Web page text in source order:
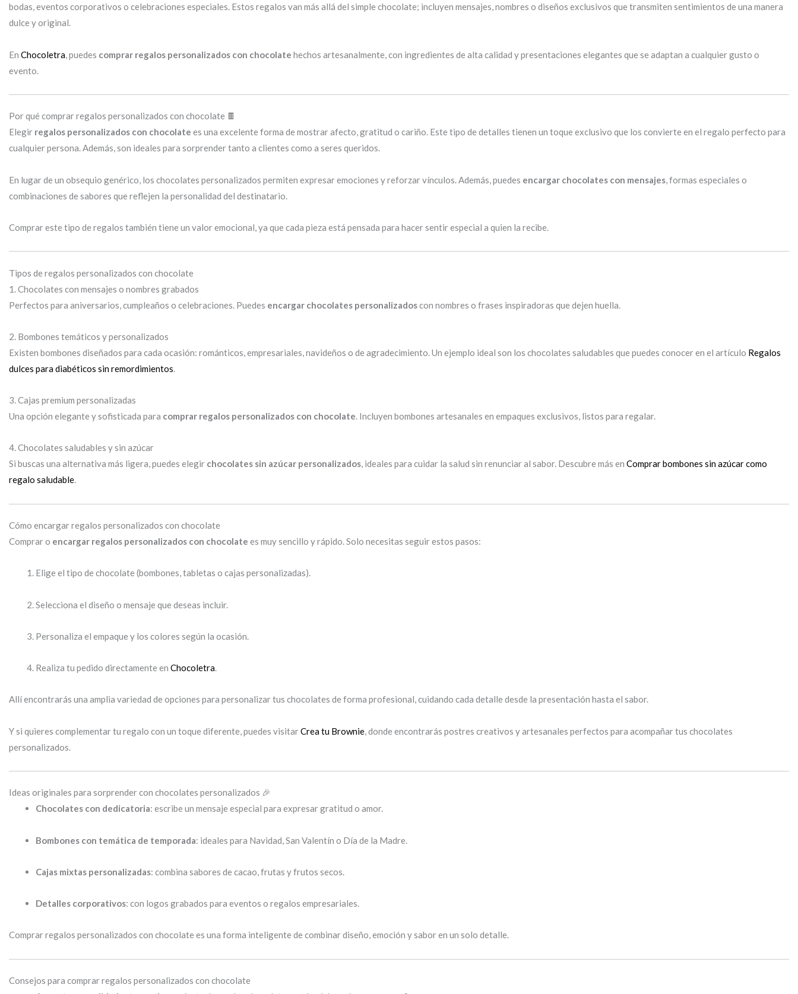
bodas, eventos corporativos o celebraciones especiales. Estos regalos van más allá del simple chocolate; incluyen mensajes, nombres o diseños exclusivos que transmiten sentimientos de una manera
dulce y original.
En Chocoletra, puedes comprar regalos personalizados con chocolate hechos artesanalmente, con ingredientes de alta calidad y presentaciones elegantes que se adaptan a cualquier gusto o
evento.
Por qué comprar regalos personalizados con chocolate 🍫
Elegir regalos personalizados con chocolate es una excelente forma de mostrar afecto, gratitud o cariño. Este tipo de detalles tienen un toque exclusivo que los convierte en el regalo perfecto para
cualquier persona. Además, son ideales para sorprender tanto a clientes como a seres queridos.
En lugar de un obsequio genérico, los chocolates personalizados permiten expresar emociones y reforzar vínculos. Además, puedes encargar chocolates con mensajes, formas especiales o
combinaciones de sabores que reflejen la personalidad del destinatario.
Comprar este tipo de regalos también tiene un valor emocional, ya que cada pieza está pensada para hacer sentir especial a quien la recibe.
Tipos de regalos personalizados con chocolate
1. Chocolates con mensajes o nombres grabados
Perfectos para aniversarios, cumpleaños o celebraciones. Puedes encargar chocolates personalizadoscon nombres o frases inspiradoras que dejen huella.
2. Bombones temáticos y personalizados
Existen bombones diseñados para cada ocasión: románticos, empresariales, navideños o de agradecimiento. Un ejemplo ideal son los chocolates saludables que puedes conocer en el artículo Regalos
dulces para diabéticos sin remordimientos.
3. Cajas premium personalizadas
Una opción elegante y sofisticada para comprar regalos personalizados con chocolate. Incluyen bombones artesanales en empaques exclusivos, listos para regalar.
4. Chocolates saludables y sin azúcar
Si buscas una alternativa más ligera, puedes elegir chocolates sin azúcar personalizados, ideales para cuidar la salud sin renunciar al sabor. Descubre más en Comprar bombones sin azúcar como
regalo saludable.
Cómo encargar regalos personalizados con chocolate
Comprar o encargar regalos personalizados con chocolate es muy sencillo y rápido. Solo necesitas seguir estos pasos:
Elige el tipo de chocolate (bombones, tabletas o cajas personalizadas).
Selecciona el diseño o mensaje que deseas incluir.
Personaliza el empaque y los colores según la ocasión.
Realiza tu pedido directamente en Chocoletra.
Allí encontrarás una amplia variedad de opciones para personalizar tus chocolates de forma profesional, cuidando cada detalle desde la presentación hasta el sabor.
Y si quieres complementar tu regalo con un toque diferente, puedes visitarCrea tu Brownie, donde encontrarás postres creativos y artesanales perfectos para acompañar tus chocolates
personalizados.
Ideas originales para sorprender con chocolates personalizados 🎉
Chocolates con dedicatoria: escribe un mensaje especial para expresar gratitud o amor.
Bombones con temática de temporada: ideales para Navidad, San Valentín o Día de la Madre.
Cajas mixtas personalizadas: combina sabores de cacao, frutas y frutos secos.
Detalles corporativos: con logos grabados para eventos o regalos empresariales.
Comprar regalos personalizados con chocolate es una forma inteligente de combinar diseño, emoción y sabor en un solo detalle.
Consejos para comprar regalos personalizados con chocolate